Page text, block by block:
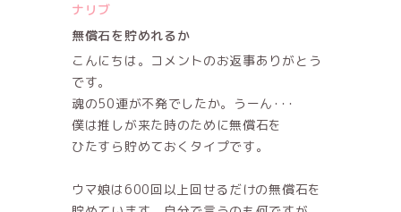
ナリブ
無償石を貯めれるか
こんにちは。コメントのお返事ありがとう
です。
魂の50連が不発でしたか。うーん･･･
僕は推しが来た時のために無償石を
ひたすら貯めておくタイプです。
ウマ娘は600回以上回せるだけの無償石を